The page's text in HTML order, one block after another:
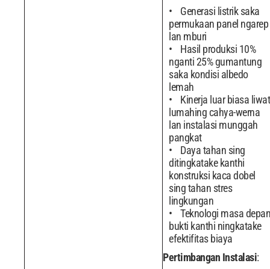
Generasi listrik saka
permukaan panel ngarep
lan mburi
Hasil produksi 10%
nganti 25% gumantung
saka kondisi albedo
lemah
Kinerja luar biasa liwat
lumahing cahya-werna
lan instalasi munggah
pangkat
Daya tahan sing
ditingkatake kanthi
konstruksi kaca dobel
sing tahan stres
lingkungan
Teknologi masa
bukti kanthi ningkatake
efektifitas biaya
Pertimbangan Instalasi: